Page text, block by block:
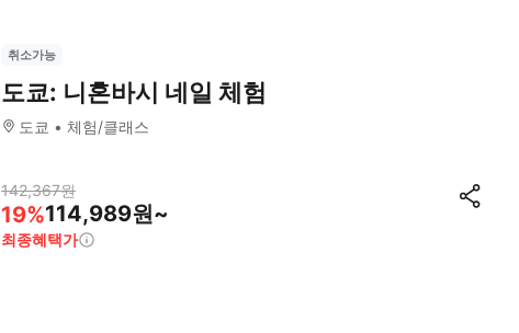
취소가능
도쿄: 니혼바시 네일 체험
도쿄 체험/클래스
142,367원
19%114,989원~
최종혜택가